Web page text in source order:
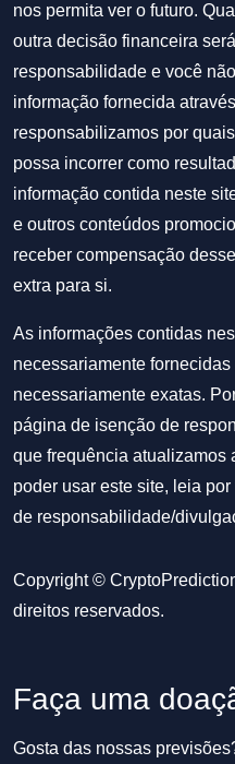
nos permita ver o futuro.
outra decisão financeira
responsabilidade e você
informação fornecida
responsabilizamos por
possa incorrer como
informação contida neste
e outros conteúdos
receber compensação
extra para si.
As informações contidas
necessariamente
necessariamente exatas.
página de isenção de
que frequência atualizamos
poder usar este site, leia por
de responsabilidade/
Copyright ©
direitos reservados.
Faça uma
Gosta das nossas